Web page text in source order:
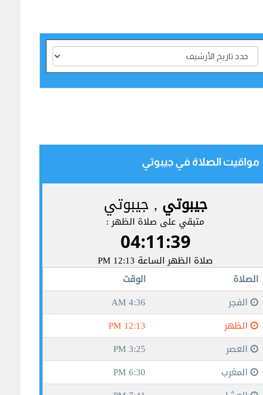
مواقيت الصلاة في جيبوتي‎